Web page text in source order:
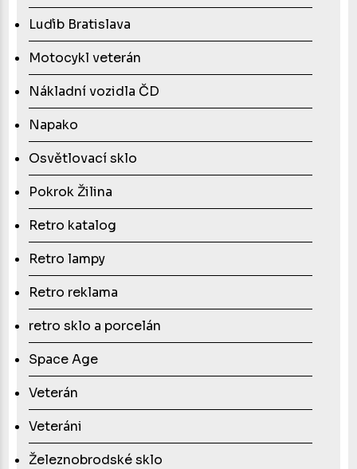
Luďib Bratislava
Motocykl veterán
Nákladní vozidla ČD
Napako
Osvětlovací sklo
Pokrok Žilina
Retro katalog
Retro lampy
Retro reklama
retro sklo a porcelán
Space Age
Veterán
Veteráni
Železnobrodské sklo